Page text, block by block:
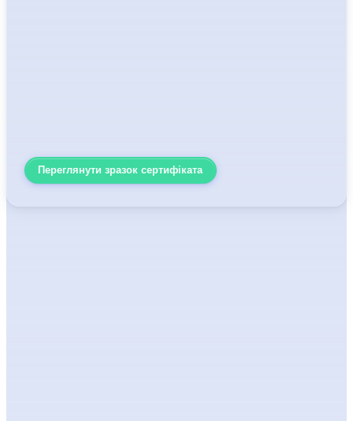
Переглянути зразок сертифіката